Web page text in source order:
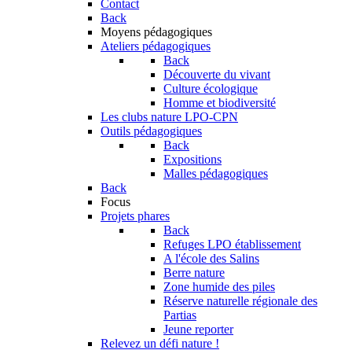
Contact
Back
Moyens pédagogiques
Ateliers pédagogiques
Back
Découverte du vivant
Culture écologique
Homme et biodiversité
Les clubs nature LPO-CPN
Outils pédagogiques
Back
Expositions
Malles pédagogiques
Back
Focus
Projets phares
Back
Refuges LPO établissement
A l'école des Salins
Berre nature
Zone humide des piles
Réserve naturelle régionale des
Partias
Jeune reporter
Relevez un défi nature !